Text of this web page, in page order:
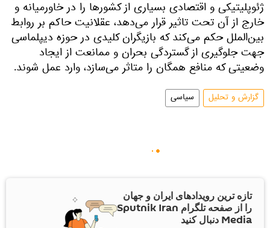
ژئوپلیتیکی و اقتصادی بسیاری از کشورها را در خاورمیانه و
خارج از آن تحت تاثیر قرار می‌دهد، عقلانیت حاکم بر روابط
بین‌الملل حکم می‌کند که بازیگران کلیدی در حوزه دیپلماسی
جهت جلوگیری از گستردگی بحران و ممانعت از ایجاد
وضعیتی که منافع همگان را متاثر می‌سازد، وارد عمل شوند.
گزارش و تحلیل سیاسی
تازه ترین رویدادهای ایران و جهان
را از صفحه تلگرام Sputnik Iran
Media دنبال کنید